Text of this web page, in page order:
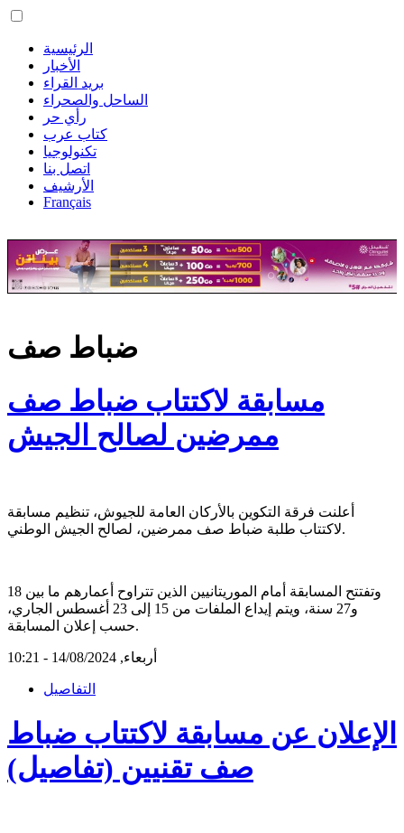
الرئيسية
الأخبار
بريد القراء
الساحل والصحراء
رأي حر
كتاب عرب
تكنولوجيا
اتصل بنا
الأرشيف
Français
ضباط صف
مسابقة لاكتتاب ضباط صف
ممرضين لصالح الجيش
أعلنت فرقة التكوين بالأركان العامة للجيوش، تنظيم مسابقة
لاكتتاب طلبة ضباط صف ممرضين، لصالح الجيش الوطني.
وتفتتح المسابقة أمام الموريتانيين الذين تتراوح أعمارهم ما بين 18
و27 سنة، ويتم إيداع الملفات من 15 إلى 23 أغسطس الجاري،
حسب إعلان المسابقة.
أربعاء, 14/08/2024 - 10:21
التفاصيل
الإعلان عن مسابقة لاكتتاب ضباط
صف تقنيين (تفاصيل)